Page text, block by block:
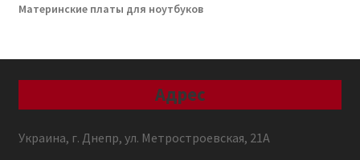
Материнские платы для ноутбуков
Адрес
Украина, г. Днепр, ул. Метростроевская, 21А